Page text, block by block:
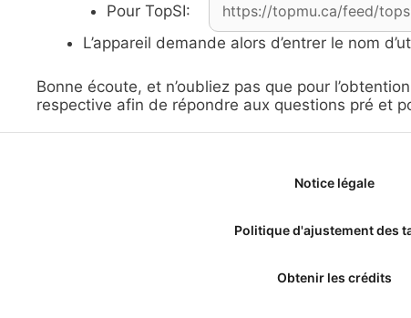
Pour TopSI:
L’appareil demande alors d’entrer le nom
Bonne écoute, et n’oubliez pas que pour
respective afin de répondre aux questions pré et
Notice légale
Politique d'ajustement des
Obtenir les crédits